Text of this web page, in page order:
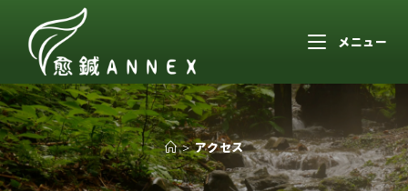
メニュー
> アクセス